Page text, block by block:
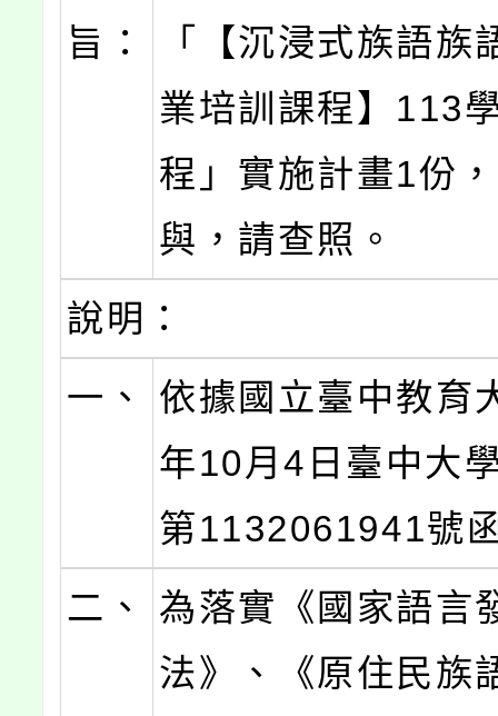
旨：
「【沉浸式族語族
業培訓課程】113
程」實施計畫1份
與，請查照。
說明：
一、
依據國立臺中教育
年10月4日臺中大
第1132061941號
二、
為落實《國家語言
法》、《原住民族